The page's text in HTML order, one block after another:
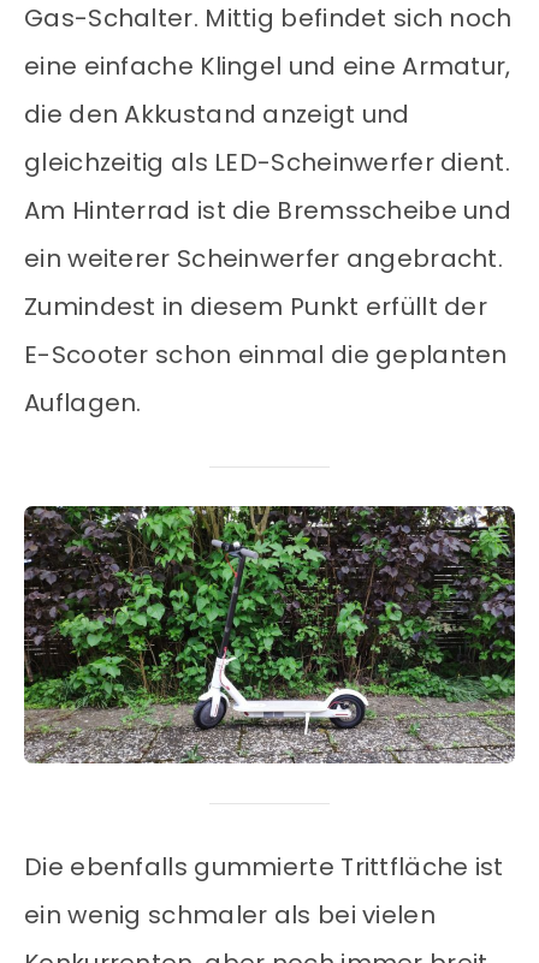
Gas-Schalter. Mittig befindet sich noch
eine einfache Klingel und eine Armatur,
die den Akkustand anzeigt und
gleichzeitig als LED-Scheinwerfer dient.
Am Hinterrad ist die Bremsscheibe und
ein weiterer Scheinwerfer angebracht.
Zumindest in diesem Punkt erfüllt der
E-Scooter schon einmal die geplanten
Auflagen.
Die ebenfalls gummierte Trittfläche ist
ein wenig schmaler als bei vielen